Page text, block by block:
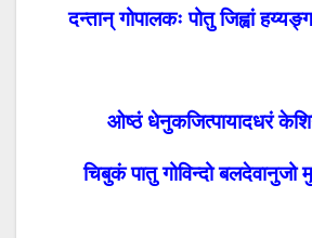
दन्तान् गोपालकः पोतु जिह्वां
ओष्ठं धेनुकजित्पायादधरं
चिबुकं पातु गोविन्दो